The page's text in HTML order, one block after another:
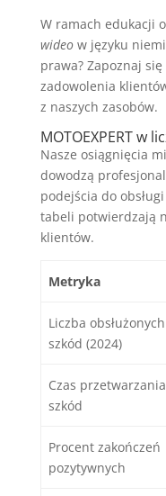
W ramach edukacji
wideow języku
prawa? Zapoznaj
zadowolenia
z naszych zasobów.
MOTOEXPERT w
Nasze osiągnięcia
dowodzą
podejścia do
tabeli potwierdzają
klientów.
Metryka
Liczba obsłużonych
szkód (2024)
Czas przetwarzania
szkód
Procent zakończeń
pozytywnych